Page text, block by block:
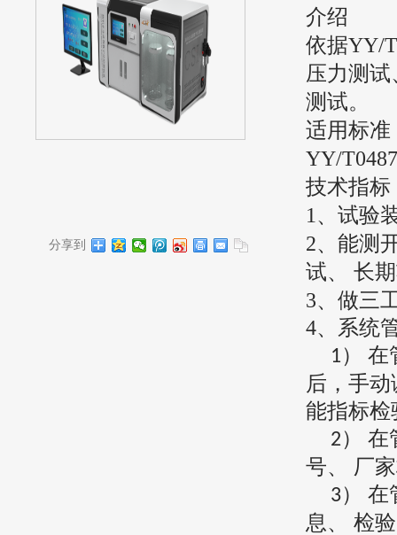
分享到
介绍
依据YY/
压力测试
测试。
适用标准
YY/
技术指标
1、试验
2、 能测
试、
长
3、 做三
4、 系统
1 ）
后， 手动
能指标检
2）
号、 厂
3）
息、 检